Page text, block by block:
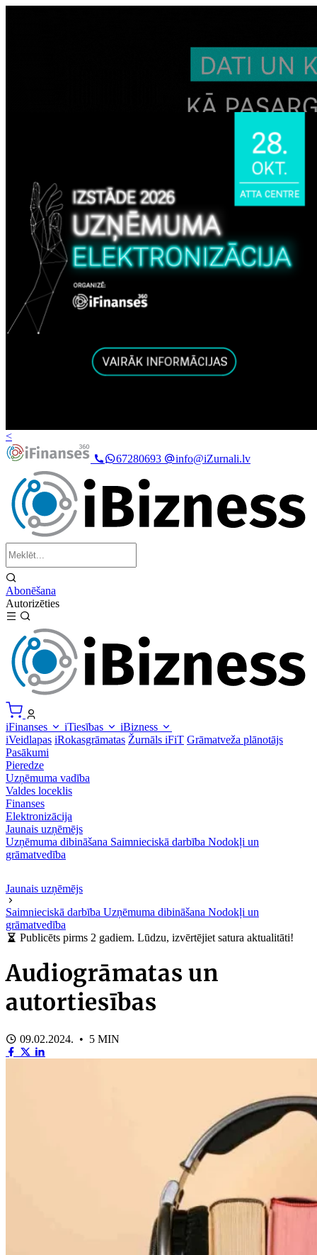
<
67280693
info@iZurnali.lv
Abonēšana
Autorizēties
iFinanses iTiesības
iBizness
iVeidlapas iRokasgrāmatas Žurnāls iFiT Grāmatveža plānotājs
Pasākumi
Pieredze
Uzņēmuma vadība
Valdes loceklis
Finanses
Elektronizācija
Jaunais uzņēmējs
Uzņēmuma dibināšana Saimnieciskā darbība Nodokļi un
grāmatvedība
Jaunais uzņēmējs
Saimnieciskā darbība Uzņēmuma dibināšana Nodokļi un
grāmatvedība
Publicēts pirms 2 gadiem. Lūdzu, izvērtējiet satura aktualitāti!
Audiogrāmatas un
autortiesības
09.02.2024. • 5 MIN